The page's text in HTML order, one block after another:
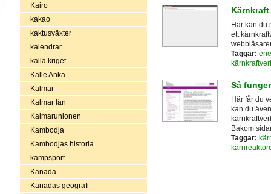
Kairo
kakao
kaktusväxter
kalendrar
kalla kriget
Kalle Anka
Kalmar
Kalmar län
Kalmarunionen
Kambodja
Kambodjas historia
kampsport
Kanada
Kanadas geografi
Kärnkraft
Här kan du
ett
Taggar:
Så
Här får du
kan du
Bakom
Taggar: